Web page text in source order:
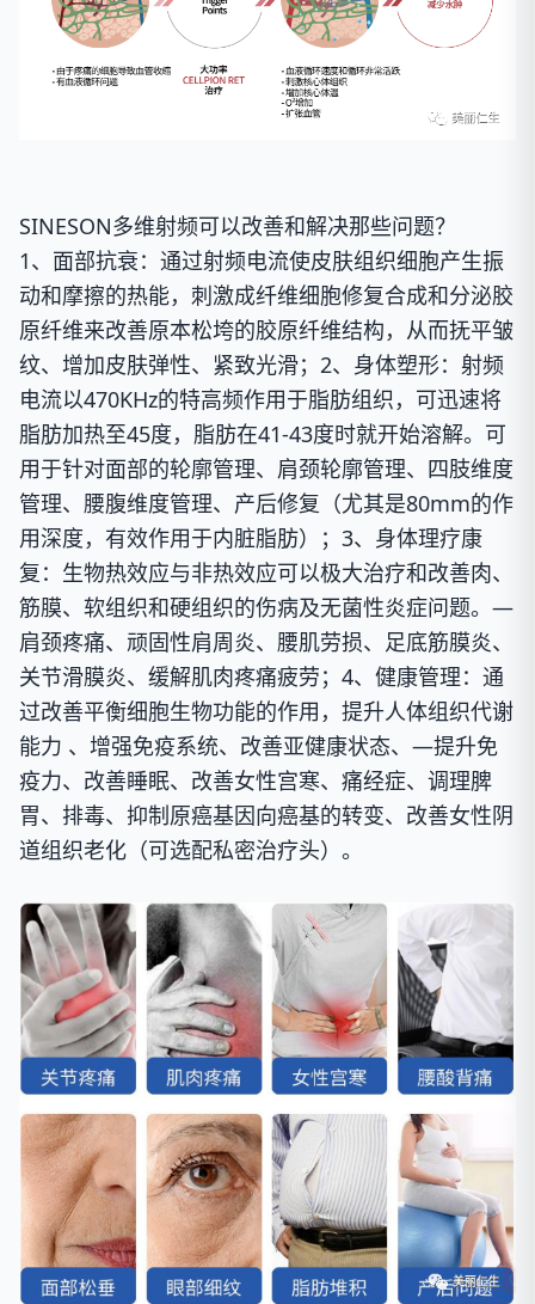
SINESON多维射频可以改善和解决那些问题？
1、面部抗衰： 通过射频电流使皮肤组织细胞产生振
动和摩擦的热能， 刺激成纤维细胞修复合成和分泌胶
原纤维来改善原本松垮的胶原纤维结构， 从而抚平皱
纹、增加皮肤弹性、紧致光滑； 2、身体塑形： 射频
电流以470KHz的特高频作用于脂肪组织，可迅速将
脂肪加热至45度，脂肪在41-43度时就开始溶解。可
用于针对面部的轮廓管理、肩颈轮廓管理、四肢维度
管理、腰腹维度管理、产后修复 （尤其是80mm的作
用深度，有效作用于内脏脂肪）； 3、身体理疗康
复： 生物热效应与非热效应可以极大治疗和改善肉、
筋膜、软组织和硬组织的伤病及无菌性炎症问题。—
肩颈疼痛、顽固性肩周炎、腰肌劳损、足底筋膜炎、
关节滑膜炎、缓解肌肉疼痛疲劳； 4、健康管理： 通
过改善平衡细胞生物功能的作用， 提升人体组织代谢
能力 、增强免疫系统、改善亚健康状态、—提升免
疫力、改善睡眠、改善女性宫寒、痛经症、调理脾
胃、排毒、抑制原癌基因向癌基的转变、改善女性阴
道组织老化 （可选配私密治疗头）。